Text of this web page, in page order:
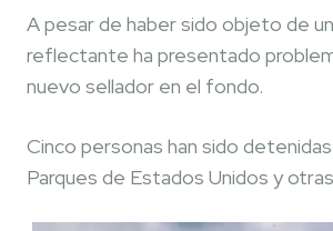
A pesar de haber sido objeto de
reflectante ha presentado
nuevo sellador en el fondo.
Cinco personas han sido
Parques de Estados Unidos y